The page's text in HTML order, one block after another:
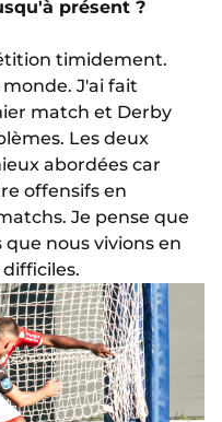
présent ?
timidement.
J'ai fait
match et Derby
Les deux
abordées car
offensifs en
Je pense que
nous vivions en